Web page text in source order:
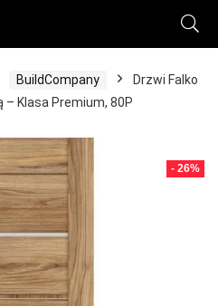
BuildCompany
Drzwi Falko
Klasa Premium, 80P
- 26%